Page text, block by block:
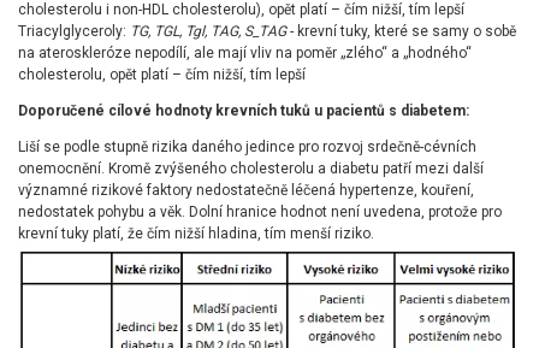
cholesterolu i non-HDL cholesterolu), opět platí – čím nižší, tím lepší
Triacylglyceroly: TG, TGL, Tgl, TAG, S_TAG- krevní tuky, které se samy o sobě
na ateroskleróze nepodílí, ale mají vliv na poměr „zlého“ a „hodného“
cholesterolu, opět platí – čím nižší, tím lepší
Doporučené cílové hodnoty krevních tuků u pacientů s diabetem:
Liší se podle stupně rizika daného jedince pro rozvoj srdečně-cévních
onemocnění. Kromě zvýšeného cholesterolu a diabetu patří mezi další
významné rizikové faktory nedostatečně léčená hypertenze, kouření,
nedostatek pohybu a věk. Dolní hranice hodnot není uvedena, protože pro
krevní tuky platí, že čím nižší hladina, tím menší riziko.